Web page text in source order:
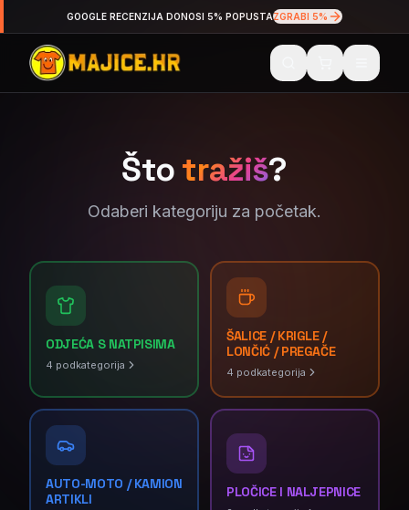
GOOGLE RECENZIJA DONOSI 5% POPUSTAZGRABI 5%
Štotražiš?
Odaberi kategoriju za početak.
ODJEĆA S NATPISIMA
4 podkategorija
ŠALICE / KRIGLE /
LONČIĆ / PREGAČE
4 podkategorija
AUTO-MOTO / KAMION
ARTIKLI
PLOČICE I NALJEPNICE